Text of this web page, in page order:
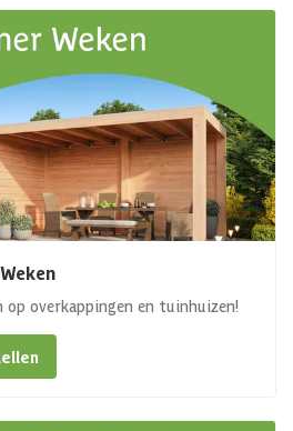
overkappingen en tuinhuizen!